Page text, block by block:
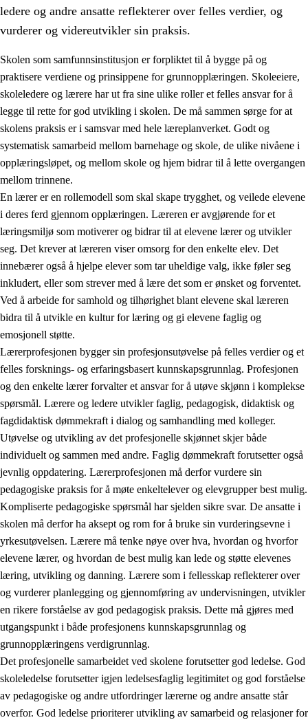
3. Prinsipper for skolens praksis
Et inkluderende læringsmiljø
3.2 Undervisning og tilpasset opplæring
3.3 Samarbeid mellom hjem og skole
3.4 Opplæring i lærebedrift og arbeidsliv
3.5 Profesjonsfellesskap og skoleutvikling
ledere og andre ansatte reflekterer over felles verdier, og
vurderer og videreutvikler sin praksis.
Skolen som samfunnsinstitusjon er forpliktet til å bygge på og
praktisere verdiene og prinsippene for grunnopplæringen. Skoleeiere,
skoleledere og lærere har ut fra sine ulike roller et felles ansvar for å
legge til rette for god utvikling i skolen. De må sammen sørge for at
skolens praksis er i samsvar med hele læreplanverket. Godt og
systematisk samarbeid mellom barnehage og skole, de ulike nivåene i
opplæringsløpet, og mellom skole og hjem bidrar til å lette overgangen
mellom trinnene.
En lærer er en rollemodell som skal skape trygghet, og veilede elevene
i deres ferd gjennom opplæringen. Læreren er avgjørende for et
læringsmiljø som motiverer og bidrar til at elevene lærer og utvikler
seg. Det krever at læreren viser omsorg for den enkelte elev. Det
innebærer også å hjelpe elever som tar uheldige valg, ikke føler seg
inkludert, eller som strever med å lære det som er ønsket og forventet.
Ved å arbeide for samhold og tilhørighet blant elevene skal læreren
bidra til å utvikle en kultur for læring og gi elevene faglig og
emosjonell støtte.
Lærerprofesjonen bygger sin profesjonsutøvelse på felles verdier og et
felles forsknings- og erfaringsbasert kunnskapsgrunnlag. Profesjonen
og den enkelte lærer forvalter et ansvar for å utøve skjønn i komplekse
spørsmål. Lærere og ledere utvikler faglig, pedagogisk, didaktisk og
fagdidaktisk dømmekraft i dialog og samhandling med kolleger.
Utøvelse og utvikling av det profesjonelle skjønnet skjer både
individuelt og sammen med andre. Faglig dømmekraft forutsetter også
jevnlig oppdatering. Lærerprofesjonen må derfor vurdere sin
pedagogiske praksis for å møte enkeltelever og elevgrupper best mulig.
Kompliserte pedagogiske spørsmål har sjelden sikre svar. De ansatte i
skolen må derfor ha aksept og rom for å bruke sin vurderingsevne i
yrkesutøvelsen. Lærere må tenke nøye over hva, hvordan og hvorfor
elevene lærer, og hvordan de best mulig kan lede og støtte elevenes
læring, utvikling og danning. Lærere som i fellesskap reflekterer over
og vurderer planlegging og gjennomføring av undervisningen, utvikler
en rikere forståelse av god pedagogisk praksis. Dette må gjøres med
utgangspunkt i både profesjonens kunnskapsgrunnlag og
grunnopplæringens verdigrunnlag.
Det profesjonelle samarbeidet ved skolene forutsetter god ledelse. God
skoleledelse forutsetter igjen ledelsesfaglig legitimitet og god forståelse
av pedagogiske og andre utfordringer lærerne og andre ansatte står
overfor. God ledelse prioriterer utvikling av samarbeid og relasjoner for